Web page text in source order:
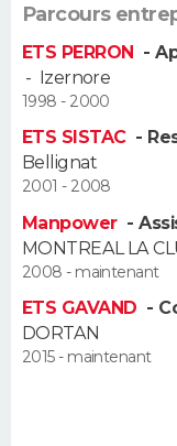
S'inscrire
Se connecter
Lycées
Collèges
Primaires
Universités
Entreprises
Service militaire
Avis de recherche
AVIS DE DÉCÈS
FORUM
Bricolage
Lifestyle
Culture
Television
Voyage
Parcours
ETS PERRON -
- Izernore
1998 - 2000
ETS SISTAC -
Bellignat
2001 - 2008
Manpower -
MONTREAL LA
2008 - maintenant
ETS GAVAND -
DORTAN
2015 - maintenant